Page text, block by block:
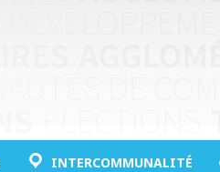
INTERCOMMUNALITÉ